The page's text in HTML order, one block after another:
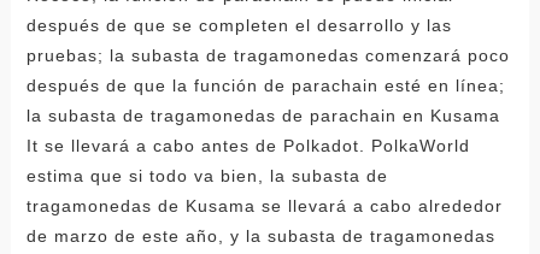
después de que se completen el desarrollo y las
pruebas; la subasta de tragamonedas comenzará poco
después de que la función de parachain esté en línea;
la subasta de tragamonedas de parachain en Kusama
It se llevará a cabo antes de Polkadot. PolkaWorld
estima que si todo va bien, la subasta de
tragamonedas de Kusama se llevará a cabo alrededor
de marzo de este año, y la subasta de tragamonedas